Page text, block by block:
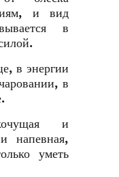
и вид
в
в энергии
в
и
напевная,
уметь